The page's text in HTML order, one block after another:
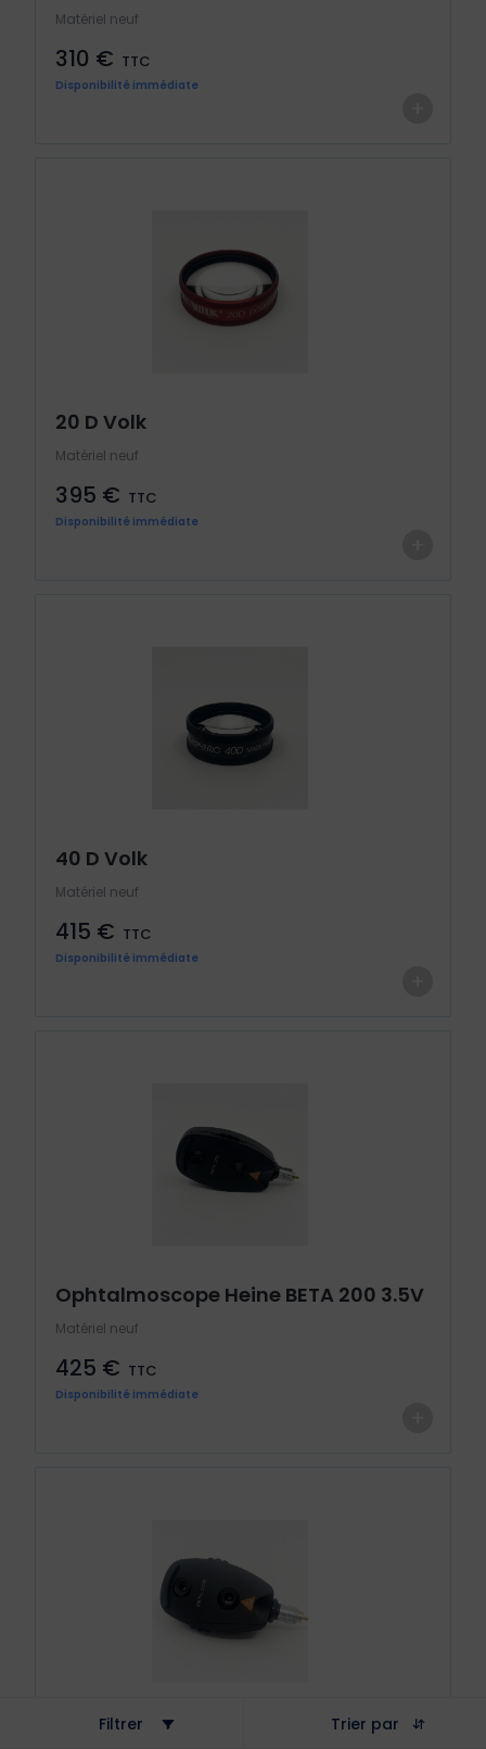
Matériel neuf
310 € TTC
Disponibilité immédiate
20 D Volk
Matériel neuf
395 € TTC
Disponibilité immédiate
40 D Volk
Matériel neuf
415 € TTC
Disponibilité immédiate
Ophtalmoscope Heine BETA 200 3.5V
Matériel neuf
425 € TTC
Disponibilité immédiate
Ophtalmoscope Heine BETA 200 2.5V
Filtrer Trier par